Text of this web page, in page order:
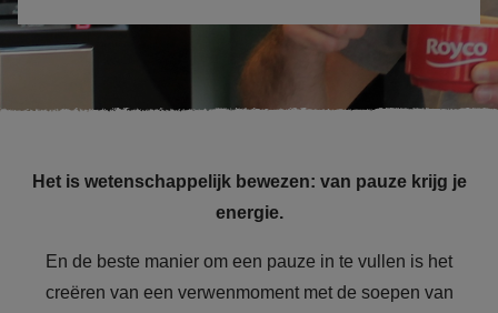
Het is wetenschappelijk bewezen: van pauze krijg je
energie.
En de beste manier om een pauze in te vullen is het
creëren van een verwenmoment met de soepen van